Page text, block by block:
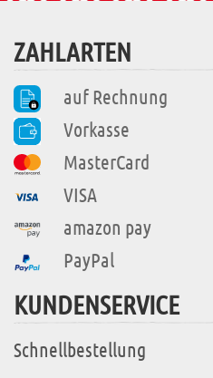
ZAHLARTEN
auf Rechnung
Vorkasse
MasterCard
VISA
amazon pay
PayPal
KUNDENSERVICE
Schnellbestellung